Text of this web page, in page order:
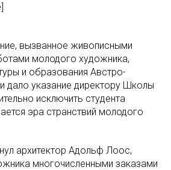
вызванное живописными
молодого художника,
и образования Австро-
дало указание директору Школы
исключить студента
эра странствий молодого
архитектор Адольф Лоос,
многочисленными заказами